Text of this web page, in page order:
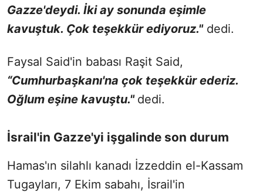
Gazze'deydi. İki ay sonunda eşimle
kavuştuk. Çok teşekkür ediyoruz."dedi.
Faysal Said'in babası Raşit Said,
“Cumhurbaşkanı'na çok teşekkür ederiz.
Oğlum eşine kavuştu." dedi.
İsrail'in Gazze'yi işgalinde son durum
Hamas'ın silahlı kanadı İzzeddin el-Kassam
Tugayları, 7 Ekim sabahı, İsrail'in